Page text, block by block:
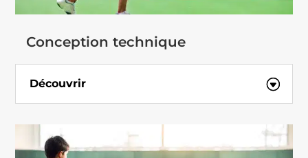
Conception technique
Découvrir